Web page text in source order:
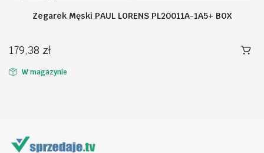
Zegarek Męski PAUL LORENS PL20011A-1A5+ BOX
179,38 zł
W magazynie